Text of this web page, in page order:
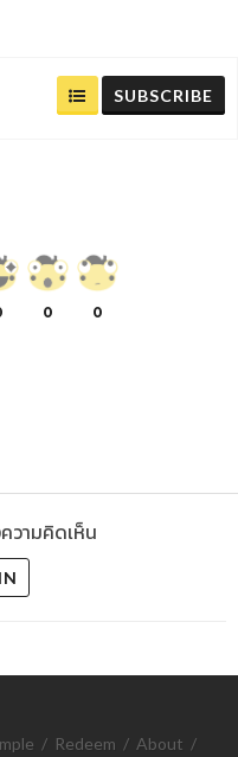
SUBSCRIBE
0 0
วามคิดเห็น
/ Redeem / About /